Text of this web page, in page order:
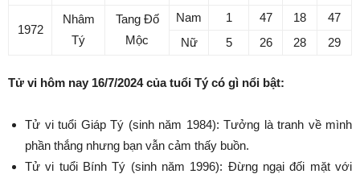
1972
Nhâm
Tý
Tang Đố
Mộc
Nam 1 47 18
47
Nữ
5 26 28 29
Tử vi hôm nay 16/7/2024 của tuổi Tý có gì nổi bật:
Tử vi tuổi Giáp Tý (sinh năm 1984): Tưởng là tranh về mình
phần thắng nhưng bạn vẫn cảm thấy buồn.
Tử vi tuổi Bính Tý (sinh năm 1996): Đừng ngại đối mặt với